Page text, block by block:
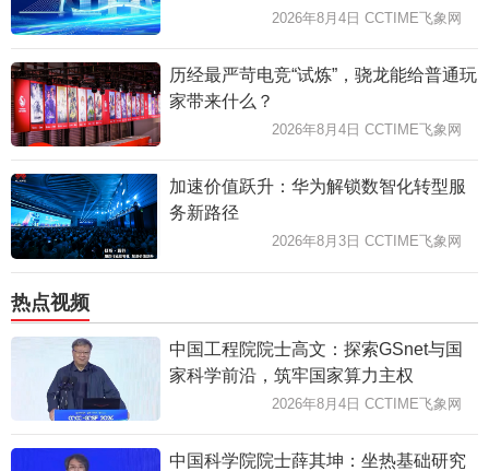
2026年8月4日 CCTIME飞象网
历经最严苛电竞“试炼”，骁龙能给普通玩
家带来什么？
2026年8月4日 CCTIME飞象网
加速价值跃升：华为解锁数智化转型服
务新路径
2026年8月3日 CCTIME飞象网
热点视频
中国工程院院士高文：探索GSnet与国
家科学前沿，筑牢国家算力主权
2026年8月4日 CCTIME飞象网
中国科学院院士薛其坤：坐热基础研究